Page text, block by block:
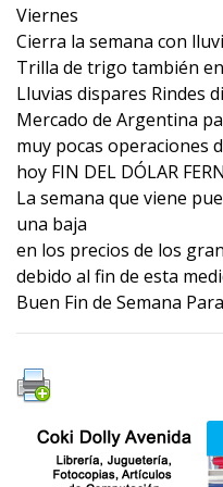
Viernes
Cierra la semana con
Trilla de trigo también
Lluvias dispares Rindes
Mercado de Argentina
muy pocas operaciones
hoy FIN DEL DÓLAR
La semana que viene
una baja
en los precios de los
debido al fin de esta
Buen Fin de Semana